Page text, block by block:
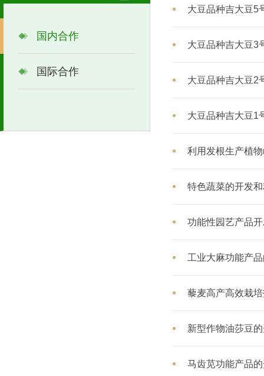
国内合作
国际合作
大豆品种吉大豆5
大豆品种吉大豆3
大豆品种吉大豆2
大豆品种吉大豆1
利用发根生产植
特色蔬菜的开发
功能性园艺产品
工业大麻功能产
藜麦高产高效栽
新型作物油莎豆
马齿苋功能产品